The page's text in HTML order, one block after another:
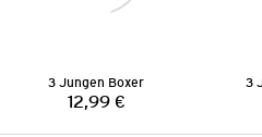
3 Jungen Boxer
Preis:
12,99 €
3